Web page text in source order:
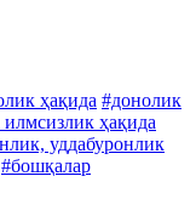
ҳақида #донолик
ҳақида
уддабуронлик
#бошқалар